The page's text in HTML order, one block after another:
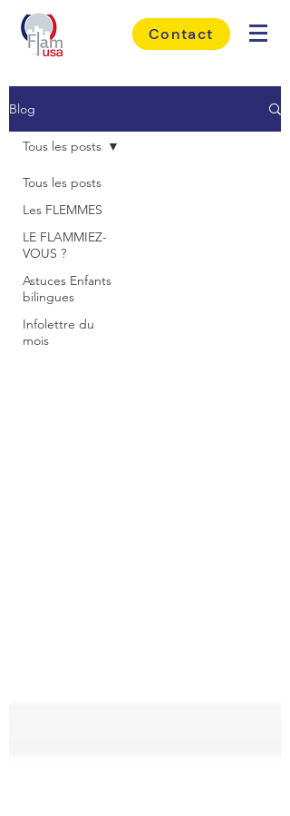
Contact
Blog
Tous les posts
Les FLEMMES
LE FLAMMIEZ-
VOUS ?
Astuces Enfants
bilingues
Infolettre du
mois
Tous les posts